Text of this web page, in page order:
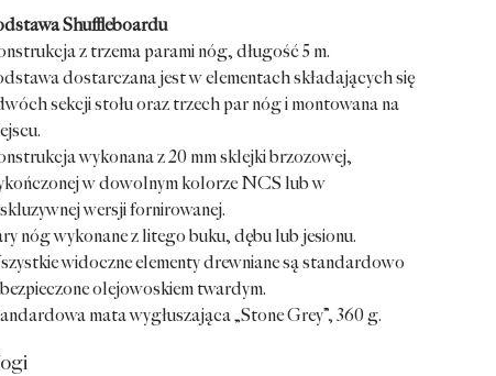
Shuffleboardu
z trzema parami nóg, długość 5 m.
dostarczana jest w elementach składających się
sekcji stołu oraz trzech par nóg i montowana na
wykonana z 20 mm sklejki brzozowej,
w dowolnym kolorze NCS lub w
wersji fornirowanej.
nóg wykonane z litego buku, dębu lub jesionu.
widoczne elementy drewniane są standardowo
olejowoskiem twardym.
mata wygłuszająca „Stone Grey”, 360 g.